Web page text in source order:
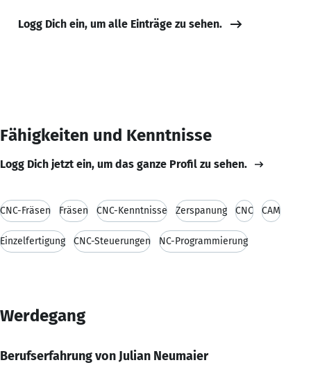
Logg Dich ein, um alle Einträge zu sehen.
Fähigkeiten und Kenntnisse
Logg Dich jetzt ein, um das ganze Profil zu sehen.
CNC-Fräsen Fräsen CNC-Kenntnisse Zerspanung CNC CAM
Einzelfertigung CNC-Steuerungen NC-Programmierung
Werdegang
Berufserfahrung von Julian Neumaier